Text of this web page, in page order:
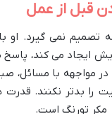
قبل از عمل
تصمیم نمی گیرد. او
ایجاد می کند، پاسخ
مواجهه با مسائل،
را بدتر نکنند. قدرت
مکر تورنگ است.